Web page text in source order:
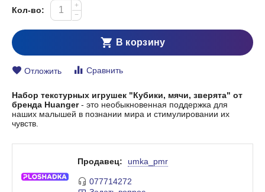
Кол-во:
+
−
В корзину
Отложить Сравнить
Набор текстурных игрушек "Кубики, мячи, зверята" от
бренда Huanger- это необыкновенная поддержка для
наших малышей в познании мира и стимулировании их
чувств.
Продавец: umka_pmr
077714272